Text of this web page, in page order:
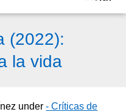
(2022):
la vida
under- Críticas de